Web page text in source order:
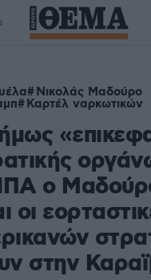
Νικολάς Μαδούρο
Καρτέλ ναρκωτικών
ο
οι
στην